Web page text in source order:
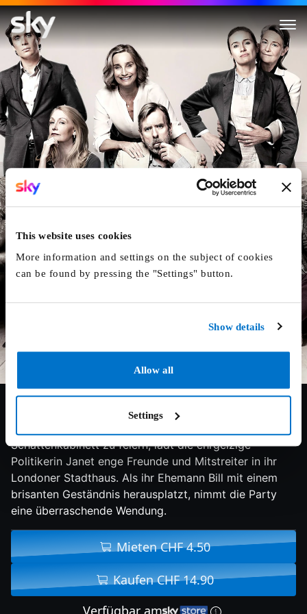
This website uses cookies
More information and settings on the subject of cookies
can be found by pressing the "Settings" button.
Show details
Allow all
Settings
The Party
6.3/10 2017 71 min Komödie
Schattenkabinett zu feiern, lädt die ehrgeizige
Politikerin Janet enge Freunde und Mitstreiter in ihr
Londoner Stadthaus. Als ihr Ehemann Bill mit einem
brisanten Geständnis herausplatzt, nimmt die Party
eine überraschende Wendung.
Mieten CHF 4.50
Kaufen CHF 14.90
Verfügbar am